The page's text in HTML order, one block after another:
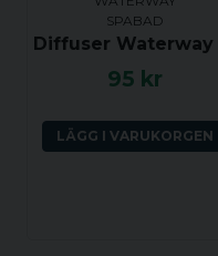
SPABAD
95 kr
LÄGG I VARUKORGEN